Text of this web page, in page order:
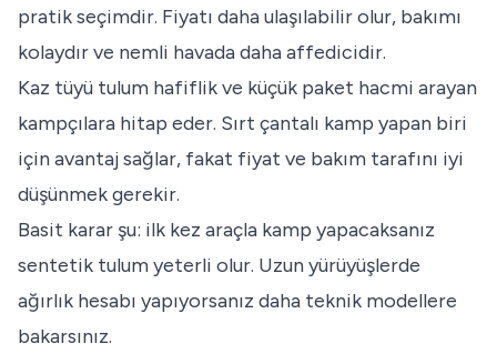
pratik seçimdir. Fiyatı daha ulaşılabilir olur, bakımı
kolaydır ve nemli havada daha affedicidir.
Kaz tüyü tulum hafiflik ve küçük paket hacmi arayan
kampçılara hitap eder. Sırt çantalı kamp yapan biri
için avantaj sağlar, fakat fiyat ve bakım tarafını iyi
düşünmek gerekir.
Basit karar şu: ilk kez araçla kamp yapacaksanız
sentetik tulum yeterli olur. Uzun yürüyüşlerde
ağırlık hesabı yapıyorsanız daha teknik modellere
bakarsınız.